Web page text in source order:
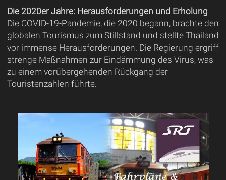
Die 2020er Jahre: Herausforderungen und Erholung
Die COVID-19-Pandemie, die 2020 begann, brachte den
globalen Tourismus zum Stillstand und stellte Thailand
vor immense Herausforderungen. Die Regierung ergriff
strenge Maßnahmen zur Eindämmung des Virus, was
zu einem vorübergehenden Rückgang der
Touristenzahlen führte.